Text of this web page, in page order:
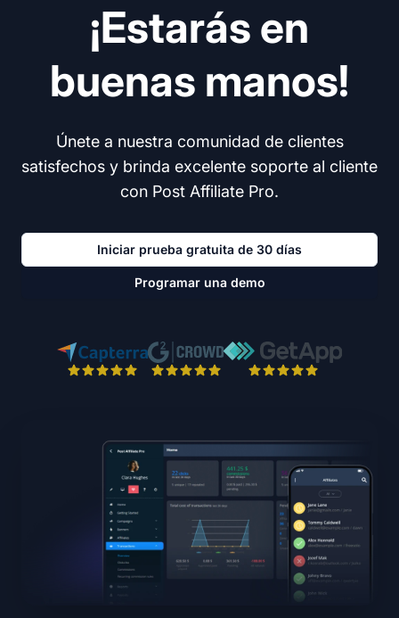
¡Estarás en
buenas manos!
Únete a nuestra comunidad de clientes
satisfechos y brinda excelente soporte al cliente
con Post Affiliate Pro.
Iniciar prueba gratuita de 30 días
Programar una demo